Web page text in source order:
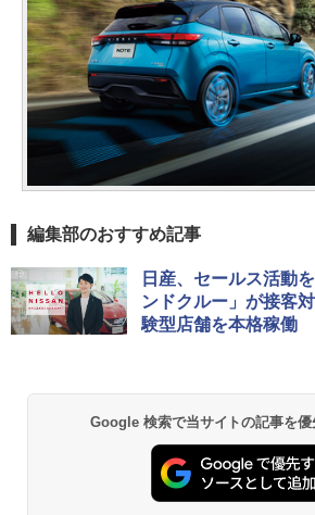
編集部のおすすめ記事
日産、セールス活動
ンドクルー」が接客
験型店舗を本格稼働
Google 検索で当サイトの記事を優